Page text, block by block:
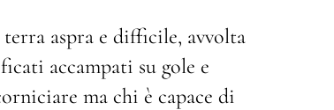
aspra e difficile, avvolta
accampati su gole e
ma chi è capace di